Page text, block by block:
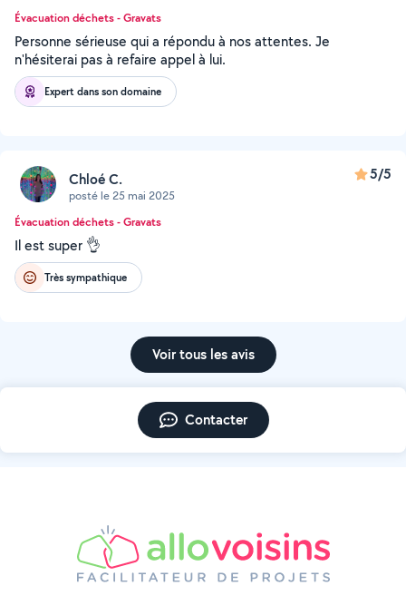
Évacuation déchets - Gravats
Personne sérieuse qui a répondu à nos attentes. Je
n'hésiterai pas à refaire appel à lui.
Expert dans son domaine
Chloé C.
posté le 25 mai 2025
5/5
Évacuation déchets - Gravats
Il est super 👌
Très sympathique
Voir tous les avis
Contacter